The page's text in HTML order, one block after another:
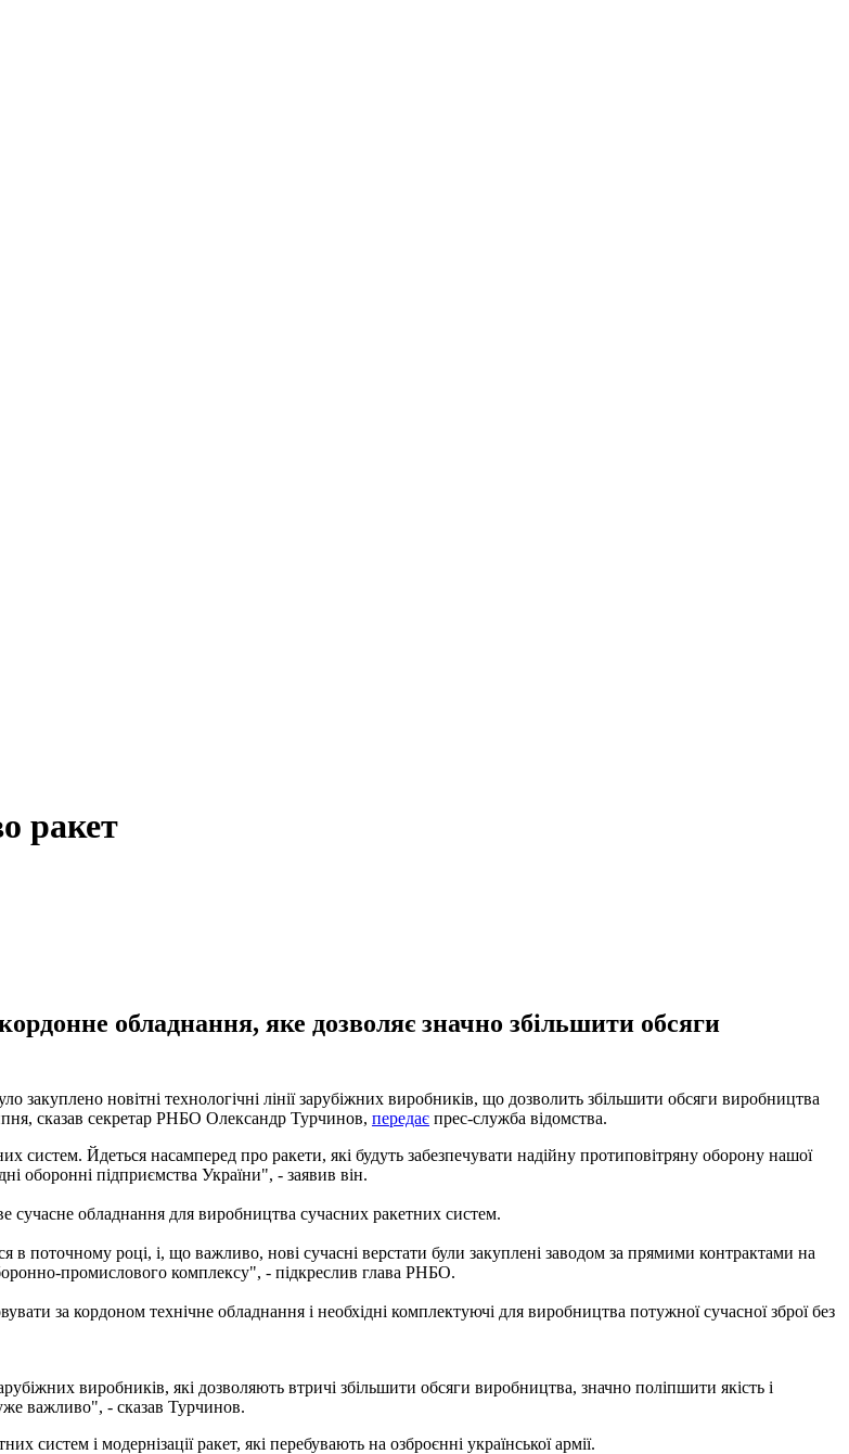
ракет
обладнання, яке дозволяє значно збільшити обсяги
закуплено новітні технологічні лінії зарубіжних виробників, що дозволить збільшити обсяги виробництва
сказав секретар РНБО Олександр Турчинов, передає прес-служба відомства.
Йдеться насамперед про ракети, які будуть забезпечувати надійну протиповітряну оборону нашої
оборонні підприємства України", - заявив він.
сучасне обладнання для виробництва сучасних ракетних систем.
поточному році, і, що важливо, нові сучасні верстати були закуплені заводом за прямими контрактами на
промислового комплексу", - підкреслив глава РНБО.
за кордоном технічне обладнання і необхідні комплектуючі для виробництва потужної сучасної зброї без
виробників, які дозволяють втричі збільшити обсяги виробництва, значно поліпшити якість і
важливо", - сказав Турчинов.
систем і модернізації ракет, які перебувають на озброєнні української армії.